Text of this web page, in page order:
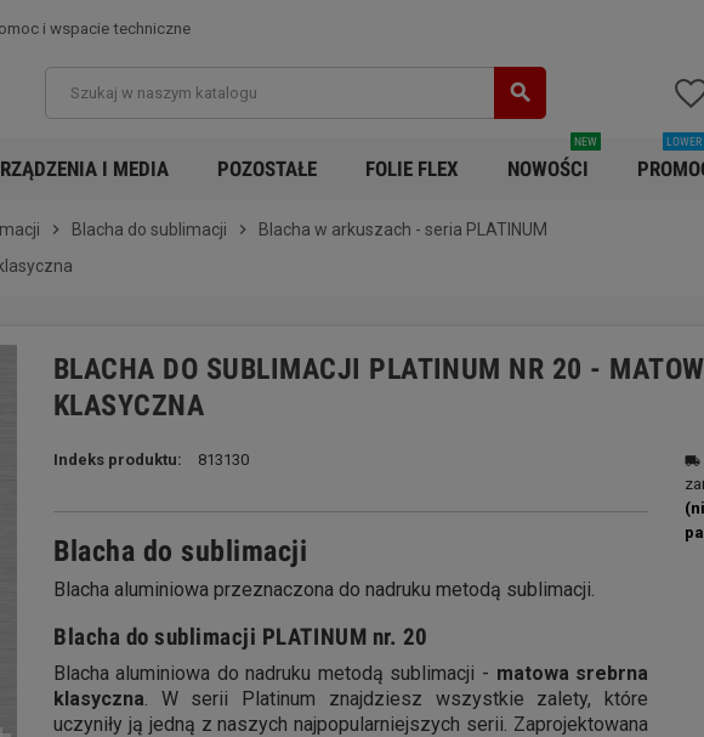
i wspacie techniczne
search
I MEDIA POZOSTAŁE FOLIE FLEX NOWOŚCI
NEW
chevron_right Blacha do sublimacji chevron_right
Blacha w arkuszach - seria PLATINUM
BLACHA DO SUBLIMACJI PLATINUM NR 20 -
KLASYCZNA
Indeks produktu: 813130
Blacha do sublimacji
Blacha aluminiowa przeznaczona do nadruku metodą sublimacji.
Blacha do sublimacji PLATINUM nr. 20
Blacha aluminiowa do nadruku metodą sublimacji - matowa srebrna
klasyczna. W serii Platinum znajdziesz wszystkie zalety, które
uczyniły ją jedną z naszych najpopularniejszych serii. Zaprojektowana
local_shipping